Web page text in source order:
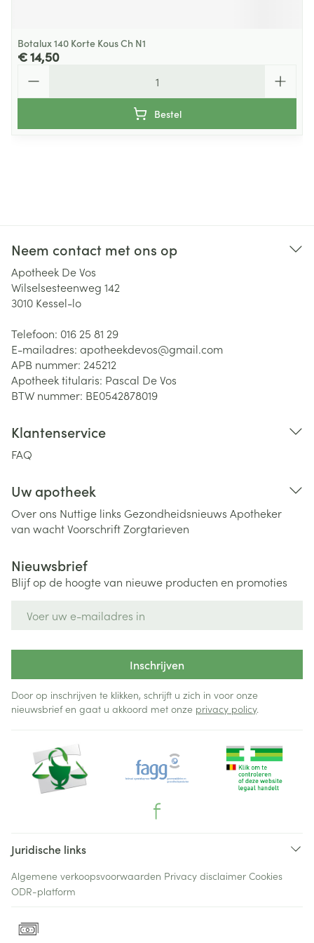
Botalux 140 Korte Kous Ch N1
€ 14,50
Bestel
Neem contact met ons op
Apotheek De Vos
Wilselsesteenweg 142
3010 Kessel-lo
Telefoon: 016 25 81 29
E-mailadres: apotheekdevos@gmail.com
APB nummer: 245212
Apotheek titularis: Pascal De Vos
BTW nummer: BE0542878019
Klantenservice
FAQ
Uw apotheek
Over ons Nuttige links Gezondheidsnieuws Apotheker
van wachtVoorschriftZorgtarieven
Nieuwsbrief
Blijf op de hoogte van nieuwe producten en promoties
Inschrijven
Door op inschrijven te klikken, schrijft u zich in voor onze
nieuwsbrief en gaat u akkoord met onze privacy policy.
Juridische links
Algemene verkoopsvoorwaarden Privacy disclaimer Cookies
ODR-platform